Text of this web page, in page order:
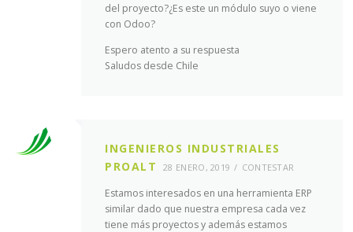
del proyecto?¿Es este un módulo suyo o viene
con Odoo?
Espero atento a su respuesta
Saludos desde Chile
INGENIEROS INDUSTRIALES
PROALT
28 ENERO, 2019 CONTESTAR
Estamos interesados en una herramienta ERP
similar dado que nuestra empresa cada vez
tiene más proyectos y además estamos